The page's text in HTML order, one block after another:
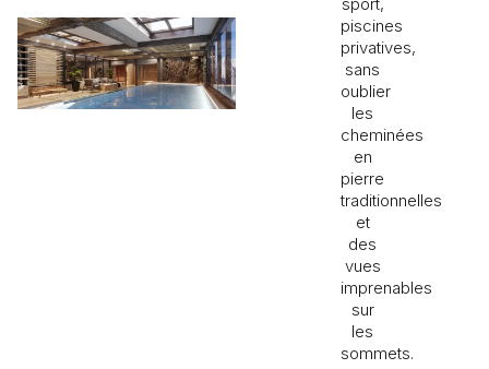
piscines
privatives,
sans
oublier
les
cheminées
en
pierre
traditionnelles
et
des
vues
imprenables
sur
les
sommets.